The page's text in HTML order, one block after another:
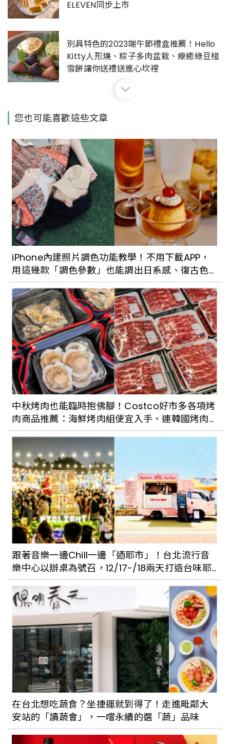
ELEVEN同步上市
別具特色的2023端午節禮盒推薦！Hello
Kitty人形燒、粽子多肉盆栽、療癒綠豆椪
雪餅讓你送禮送進心坎裡
集」六月中登場，超獵奇「香菜豬血糕花
巧克力控一定會愛！GODIVA「焦糖脆
粒」、「巧克力血橙」脆皮雪糕全新上
市，全台7-11限量發售
楊枝甘露雪糕感覺超好吃！哈林庾澄慶攜
手枝仔冰城推6款懷舊風「哈零食」冰品，
家樂福獨家販售
甜食控的伴手禮新選擇！GODIVA法式巧
克力餅乾禮盒台灣開賣，限定「芒果白巧
克力餅乾」螞蟻人必吃
讓「短尾矮袋鼠機長」陪你飛出國！五桐
號×華航推聯名機上餐點，限定包裝達克瓦
茲萌到讓人捨不得吃
夏天就是要吃芒果！2023芒果季甜點整
理：芒果生乳捲、芒果冰淇淋、楊枝甘露
起司蛋糕全都好誘人
您也可能喜歡這些文章
iPhone內建照片調色功能教學！不用下載APP，
用這幾款「調色參數」也能調出日系感、復古色
調
中秋烤肉也能臨時抱佛腳！Costco好市多各項烤
肉商品推薦：海鮮烤肉組便宜入手、連韓國烤肉
常見的紫蘇葉也有
跟著音樂一邊Chill一邊「迺耶市」！台北流行音
樂中心以辦桌為號召，12/17-/18兩天打造台味耶
誕市集
在台北想吃蔬食？坐捷運就到得了！走進毗鄰大
安站的「讀蔬會」，一嚐永續的選「蔬」品味